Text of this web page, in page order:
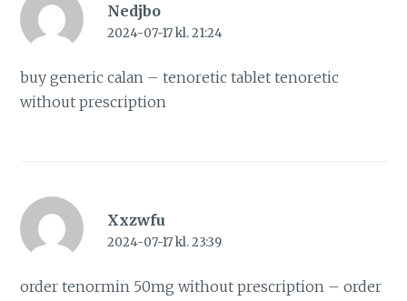
Nedjbo
2024-07-17 kl. 21:24
buy generic calan –tenoretic tablet tenoretic
without prescription
Xxzwfu
2024-07-17 kl. 23:39
order tenormin 50mg without prescription –order